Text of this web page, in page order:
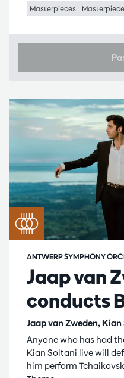
Masterpieces
Jaap van
conducts
Jaap van Zweden,
ANTWERP SYMPHONY
Anyone who has had
Kian Soltani live will
him perform